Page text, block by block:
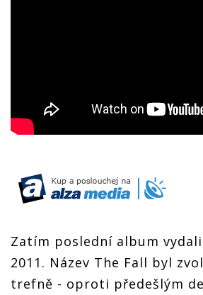
Zatím poslední album vydali
2011. Název The Fall byl
trefně - oproti předešlým